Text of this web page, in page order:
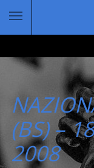
(BS) –
2008